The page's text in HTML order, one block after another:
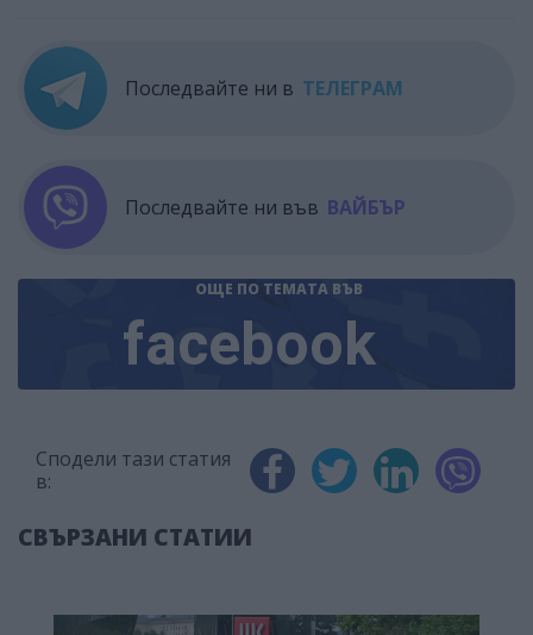
Последвайте ни в ТЕЛЕГРАМ
Последвайте ни във ВАЙБЪР
ОЩЕ ПО ТЕМАТА ВЪВ
facebook
Сподели тази статия
в:
СВЪРЗАНИ СТАТИИ